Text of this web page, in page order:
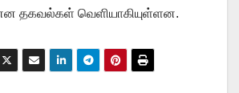
தகவல்கள் வெளியாகியுள்ளன.